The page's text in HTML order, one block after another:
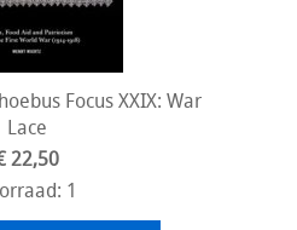
Focus XXIX: War
Lace
22,50
1